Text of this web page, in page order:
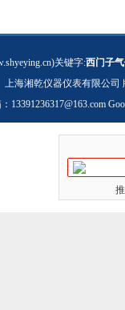
关键字:西门子
上海湘乾仪器仪表有限公司
13391236317@163.com